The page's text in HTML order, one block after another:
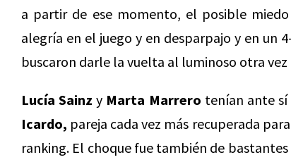
a partir de ese momento, el posible
alegría en el juego y en desparpajo y en un
buscaron darle la vuelta al luminoso otra
Lucía Sainz y Marta Marrero tenían ante sí
Icardo, pareja cada vez más recuperada
ranking. El choque fue también de